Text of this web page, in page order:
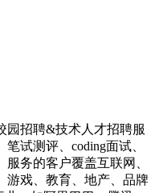
园招聘&技术人才招聘服
试测评、coding面试、
务的客户覆盖互联网、
游戏、教育、地产、品牌